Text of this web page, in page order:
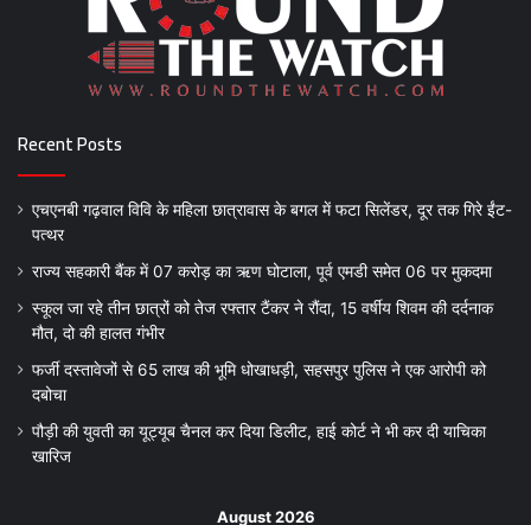
Recent Posts
एचएनबी गढ़वाल विवि के महिला छात्रावास के बगल में फटा सिलेंडर, दूर तक गिरे ईंट-
पत्थर
राज्य सहकारी बैंक में 07 करोड़ का ऋण घोटाला, पूर्व एमडी समेत 06 पर मुकदमा
स्कूल जा रहे तीन छात्रों को तेज रफ्तार टैंकर ने रौंदा, 15 वर्षीय शिवम की दर्दनाक
मौत, दो की हालत गंभीर
फर्जी दस्तावेजों से 65 लाख की भूमि धोखाधड़ी, सहसपुर पुलिस ने एक आरोपी को
दबोचा
पौड़ी की युवती का यूट्यूब चैनल कर दिया डिलीट, हाई कोर्ट ने भी कर दी याचिका
खारिज
August 2026